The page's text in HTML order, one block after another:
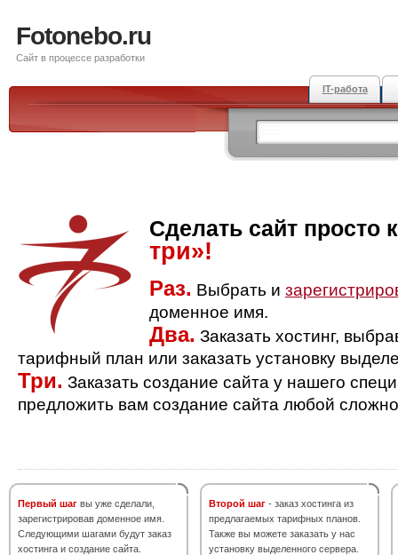
Fotonebo.ru
Сайт в процессе разработки
IT-работа
Сделать сайт просто
три»!
Раз. Выбрать и
доменное имя.
Два. Заказать хостинг,
тарифный план или заказать установку
Три. Заказать создание сайта у нашего
предложить вам создание сайта любой
Первый шаг вы уже сделали,
зарегистрировав доменное имя.
Следующими шагами будут заказ
хостинга и создание сайта.
Второй шаг - заказ хостинга из
предлагаемых тарифных планов.
Также вы можете заказать у нас
установку выделенного сервера.